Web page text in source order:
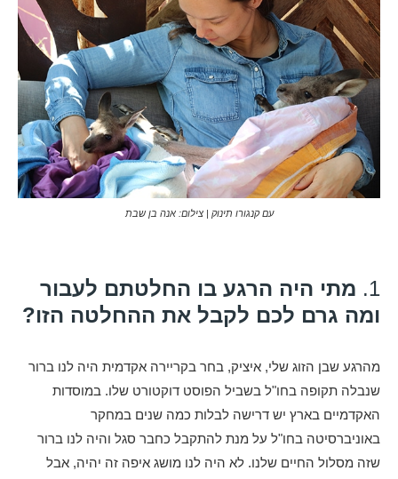
עם קנגורו תינוק | צילום: אנה בן שבת
1. מתי היה הרגע בו החלטתם לעבור
ומה גרם לכם לקבל את ההחלטה הזו?
מהרגע שבן הזוג שלי, איציק, בחר בקריירה אקדמית היה לנו ברור
שנבלה תקופה בחו"ל בשביל הפוסט דוקטורט שלו. במוסדות
האקדמיים בארץ יש דרישה לבלות כמה שנים במחקר
באוניברסיטה בחו"ל על מנת להתקבל כחבר סגל והיה לנו ברור
שזה מסלול החיים שלנו. לא היה לנו מושג איפה זה יהיה, אבל